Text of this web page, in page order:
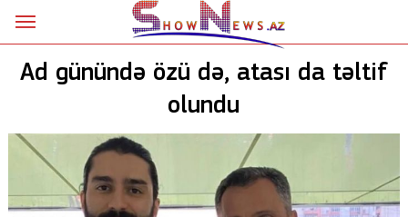
Siyasət
Kriminal
Şou
Ad günündə özü də, atası da təltif
olundu